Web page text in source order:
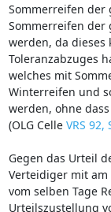
Sommerreifen der
Sommerreifen der
werden, da dieses
Toleranzabzuges
welches mit
Winterreifen und
werden, ohne
(OLG Celle VRS 92,
Gegen das Urteil
Verteidiger mit am
vom selben Tage
Urteilszustellung